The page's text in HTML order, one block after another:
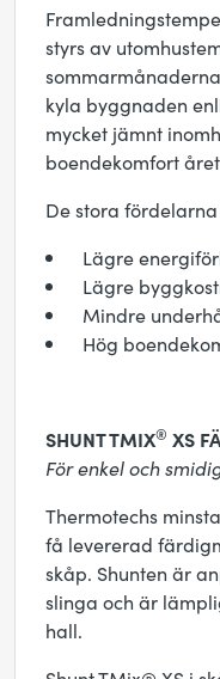
styrs av
kyla byggnaden
mycket jämnt
boendekomfort
De stora
Lägre
Lägre
Mindre
Hög
SHUNT TMIX® XS
För enkel och
Thermotechs
få levererad
skåp. Shunten är
slinga och är
hall.